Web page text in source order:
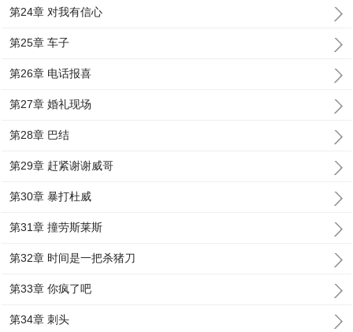
第24章 对我有信心
第25章 车子
第26章 电话报喜
第27章 婚礼现场
第28章 巴结
第29章 赶紧谢谢威哥
第30章 暴打杜威
第31章 撞劳斯莱斯
第32章 时间是一把杀猪刀
第33章 你疯了吧
第34章 刺头